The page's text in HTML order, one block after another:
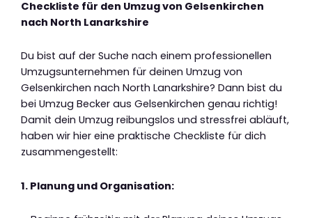
Checkliste für den Umzug von Gelsenkirchen
nach North Lanarkshire
Du bist auf der Suche nach einem professionellen
Umzugsunternehmen für deinen Umzug von
Gelsenkirchen nach North Lanarkshire? Dann bist du
bei Umzug Becker aus Gelsenkirchen genau richtig!
Damit dein Umzug reibungslos und stressfrei abläuft,
haben wir hier eine praktische Checkliste für dich
zusammengestellt:
1. Planung und Organisation: